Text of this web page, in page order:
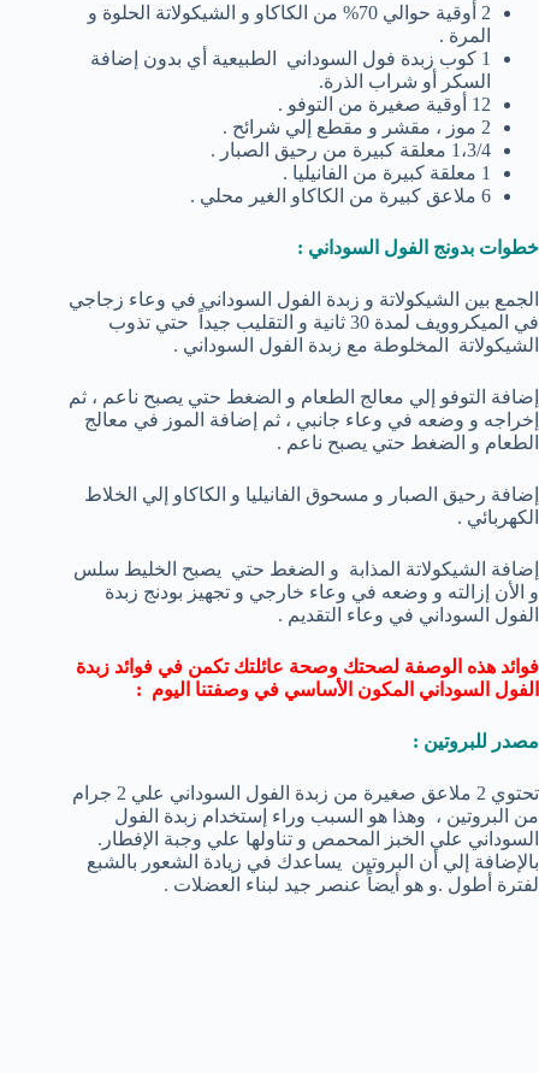
2 أوقية حوالي 70% من الكاكاو و الشيكولاتة الحلوة و
المرة .
1 كوب زبدة فول السوداني الطبيعية أي بدون إضافة
السكر أو شراب الذرة.
12 أوقية صغيرة من التوفو .
2 موز ، مقشر و مقطع إلي شرائح .
1،3/4 معلقة كبيرة من رحيق الصبار .
1 معلقة كبيرة من الفانيليا .
6 ملاعق كبيرة من الكاكاو الغير محلي .
خطوات بدونج الفول السوداني :
الجمع بين الشيكولاتة و زبدة الفول السوداني في وعاء زجاجي
في الميكروويف لمدة 30 ثانية و التقليب جيداً حتي تذوب
الشيكولاتة المخلوطة مع زبدة الفول السوداني .
إضافة التوفو إلي معالج الطعام و الضغط حتي يصبح ناعم ، ثم
إخراجه و وضعه في وعاء جانبي ، ثم إضافة الموز في معالج
الطعام و الضغط حتي يصبح ناعم .
إضافة رحيق الصبار و مسحوق الفانيليا و الكاكاو إلي الخلاط
الكهربائي .
إضافة الشيكولاتة المذابة و الضغط حتي يصبح الخليط سلس
و الأن إزالته و وضعه في وعاء خارجي و تجهيز بودنج زبدة
الفول السوداني في وعاء التقديم .
فوائد هذه الوصفة لصحتك وصحة عائلتك تكمن في فوائد زبدة
الفول السوداني المكون الأساسي في وصفتنا اليوم :
مصدر للبروتين :
تحتوي 2 ملاعق صغيرة من زبدة الفول السوداني علي 2 جرام
من البروتين ، وهذا هو السبب وراء إستخدام زبدة الفول
السوداني علي الخبز المحمص و تناولها علي وجبة الإفطار.
بالإضافة إلي أن البروتين يساعدك في زيادة الشعور بالشبع
لفترة أطول .و هو أيضاً عنصر جيد لبناء العضلات .